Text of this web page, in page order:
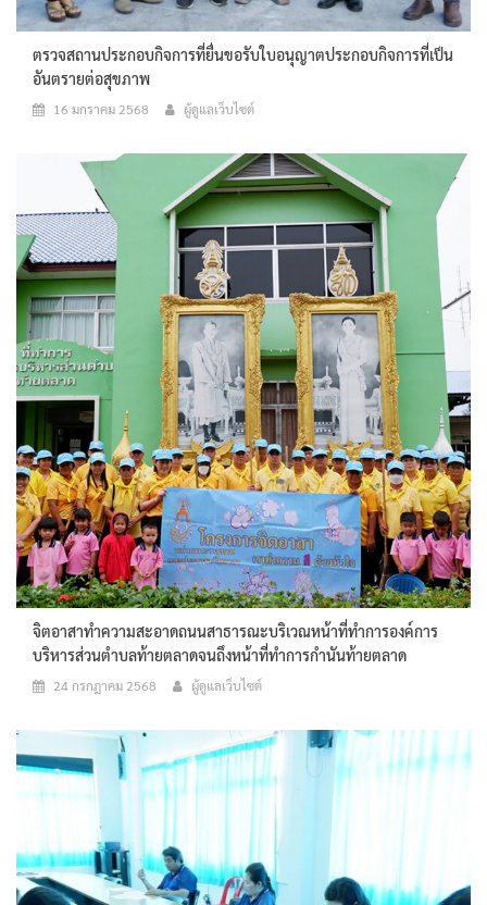
ตรวจสถานประกอบกิจการที่ยื่นขอรับใบอนุญาตประกอบกิจการที่เป็น
อันตรายต่อสุขภาพ
16 มกราคม 2568 ผู้ดูแลเว็บไซต์
จิตอาสาทำความสะอาดถนนสาธารณะบริเวณหน้าที่ทำการองค์การ
บริหารส่วนตำบลท้ายตลาดจนถึงหน้าที่ทำการกำนันท้ายตลาด
24 กรกฎาคม 2568 ผู้ดูแลเว็บไซต์